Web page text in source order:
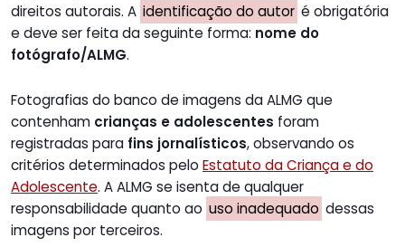
direitos autorais. A identificação do autor é obrigatória
e deve ser feita da seguinte forma: nome do
fotógrafo/ALMG.
Fotografias do banco de imagens da ALMG que
contenham crianças e adolescentes foram
registradas para fins jornalísticos, observando os
critérios determinados pelo Estatuto da Criança e do
Adolescente. A ALMG se isenta de qualquer
responsabilidade quanto ao uso inadequado dessas
imagens por terceiros.